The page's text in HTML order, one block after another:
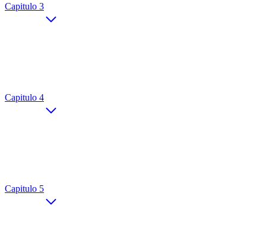
Capitulo 3
Capitulo 4
Capitulo 5